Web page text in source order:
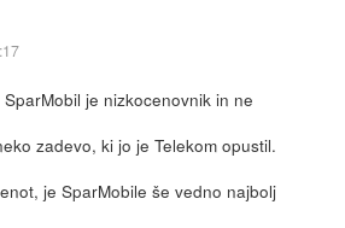
je nizkocenovnik in ne
zadevo, ki jo je Telekom opustil.
je SparMobile še vedno najbolj